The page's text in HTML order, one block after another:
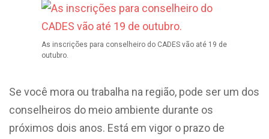
As inscrições para conselheiro do CADES vão até 19 de
outubro.
Se você mora ou trabalha na região, pode ser um dos
conselheiros do meio ambiente durante os
próximos dois anos. Está em vigor o prazo de